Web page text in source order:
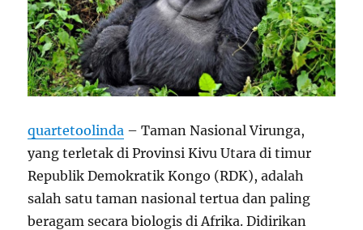
quartetoolinda – Taman Nasional Virunga,
yang terletak di Provinsi Kivu Utara di timur
Republik Demokratik Kongo (RDK), adalah
salah satu taman nasional tertua dan paling
beragam secara biologis di Afrika. Didirikan